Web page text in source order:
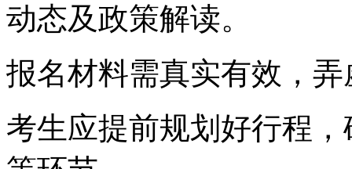
动态及政策解读。
报名材料需真实有效，
考生应提前规划好行程